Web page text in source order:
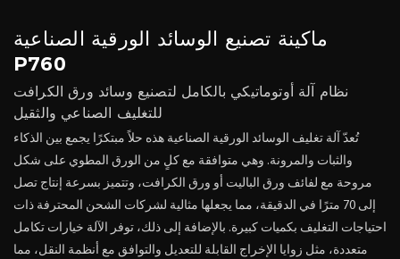
ماكينة تصنيع الوسائد الورقية الصناعية
P760
نظام آلة أوتوماتيكي بالكامل لتصنيع وسائد ورق الكرافت
للتغليف الصناعي والثقيل
تُعدّ آلة تغليف الوسائد الورقية الصناعية هذه حلاً مبتكرًا يجمع بين الذكاء
والثبات والمرونة. وهي متوافقة مع كلٍ من الورق المطوي على شكل
مروحة مع لفائف ورق الباليت أو ورق الكرافت، وتتميز بسرعة إنتاج تصل
إلى 70 مترًا في الدقيقة، مما يجعلها مثالية لشركات الشحن المحترفة ذات
احتياجات التغليف بكميات كبيرة. بالإضافة إلى ذلك، توفر الآلة خيارات تكامل
متعددة، مثل زوايا الإخراج القابلة للتعديل والتوافق مع أنظمة النقل، مما